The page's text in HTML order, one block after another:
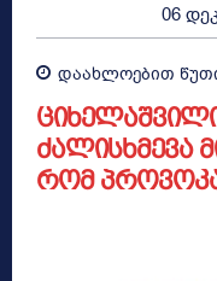
06
დაახლოებით
ძალისხმევა
რომ